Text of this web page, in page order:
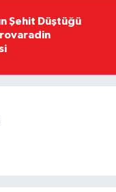
Şehit Düştüğü